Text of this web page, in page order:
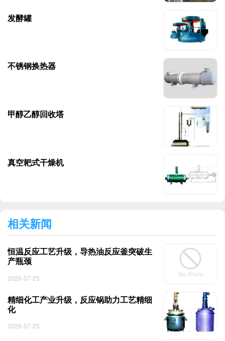
发酵罐
不锈钢换热器
甲醇乙醇回收塔
真空耙式干燥机
相关新闻
恒温反应工艺升级，导热油反应釜突破生
产瓶颈
2026-07-25
精细化工产业升级，反应锅助力工艺精细
化
2026-07-25